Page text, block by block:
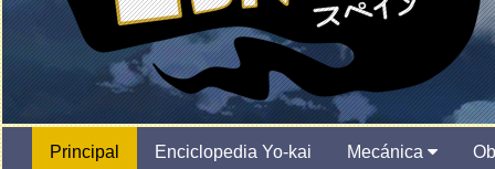
Principal Enciclopedia Yo-kai Mecánica